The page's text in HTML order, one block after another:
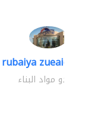
rubaiya zueaid
موردو مواد البناء